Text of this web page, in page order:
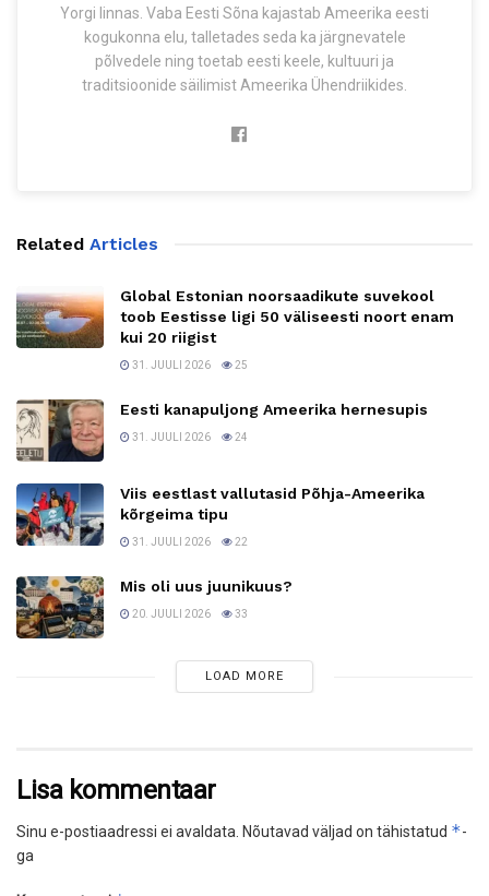
Yorgi linnas. Vaba Eesti Sõna kajastab Ameerika eesti
kogukonna elu, talletades seda ka järgnevatele
põlvedele ning toetab eesti keele, kultuuri ja
traditsioonide säilimist Ameerika Ühendriikides.
Related Articles
Global Estonian noorsaadikute suvekool
toob Eestisse ligi 50 väliseesti noort enam
kui 20 riigist
31. JUULI 2026 25
Eesti kanapuljong Ameerika hernesupis
31. JUULI 2026 24
Viis eestlast vallutasid Põhja-Ameerika
kõrgeima tipu
31. JUULI 2026 22
Mis oli uus juunikuus?
20. JUULI 2026 33
LOAD MORE
Lisa kommentaar
Sinu e-postiaadressi ei avaldata. Nõutavad väljad on tähistatud *-
ga